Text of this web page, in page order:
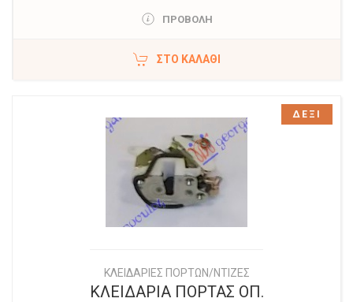
ΠΡΟΒΟΛΗ
ΣΤΟ ΚΑΛΆΘΙ
ΚΛΕΙΔΑΡΙΕΣ ΠΟΡΤΩΝ/ΝΤΙΖΕΣ
ΚΛΕΙΔΑΡΙΑ ΠΟΡΤΑΣ ΟΠ.
ΔΕΞΙ